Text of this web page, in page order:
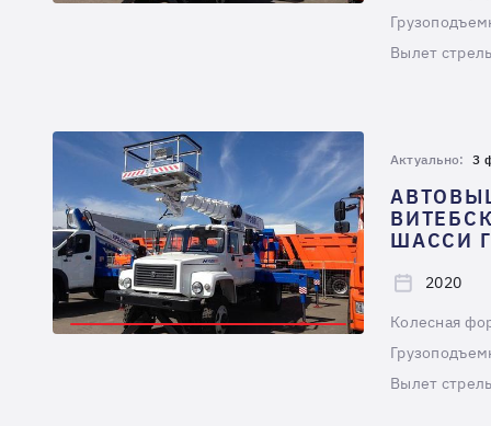
Вылет
Актуально: 3
ШАССИ
2020
Колесная
Вылет